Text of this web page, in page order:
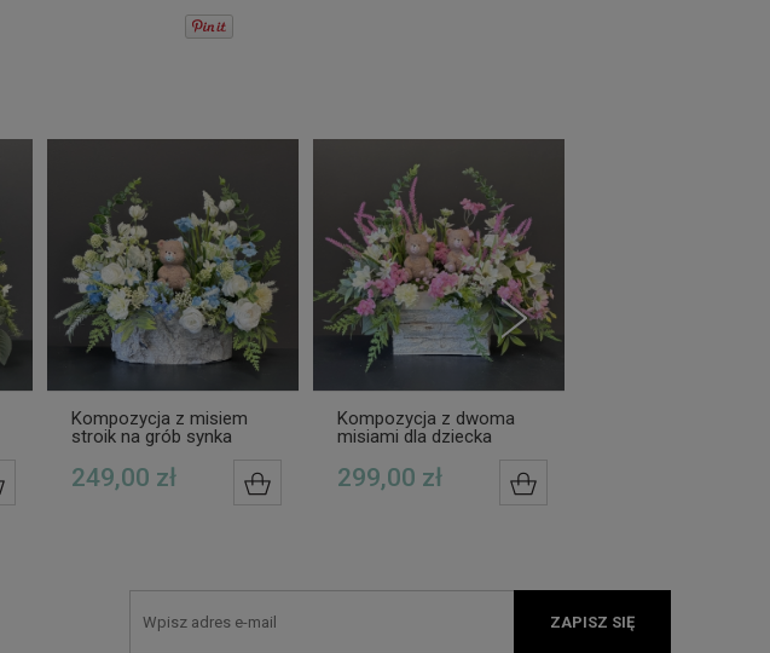
DO KOSZYKA
Kompozycja z misiem
stroik na grób synka
249,00 zł DO KOSZYKA
Kompozycja z dwoma
misiami dla dziecka
299,00 zł
ZAPISZ SIĘ